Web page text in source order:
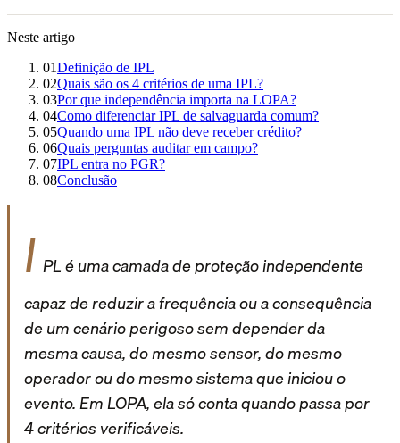
Neste artigo
01Definição de IPL
02Quais são os 4 critérios de uma IPL?
03Por que independência importa na LOPA?
04Como diferenciar IPL de salvaguarda comum?
05Quando uma IPL não deve receber crédito?
06Quais perguntas auditar em campo?
07IPL entra no PGR?
08Conclusão
I PL é uma camada de proteção independente
capaz de reduzir a frequência ou a consequência
de um cenário perigoso sem depender da
mesma causa, do mesmo sensor, do mesmo
operador ou do mesmo sistema que iniciou o
evento. Em LOPA, ela só conta quando passa por
4 critérios verificáveis.